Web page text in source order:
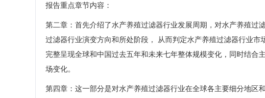
报告重点章节内容：
第二章：首先介绍了水产养殖过滤器行业发展周期，对水产养殖过
过滤器行业演变方向和所处阶段， 从而判定水产养殖过滤器行业
完整呈现全球和中国过去五年和未来七年整体规模变化，同时结合
场变化。
第四章：这一部分是对水产养殖过滤器行业在全球各主要细分地区